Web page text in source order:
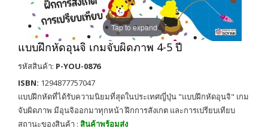
Tap to expand
แบบฝึกหัดอุนจิ เกมจับผิดภาพ 4-5 ปี
รหัสสินค้า: P-YOU-0876
ISBN: 1294877757047
แบบฝึกหัดที่ได้รับความนิยมที่สุดในประเทศญี่ปุ่น "แบบฝึกหัดอุนจิ" เกม
จับผิดภาพ มีอุนจิออกมาทุกหน้า ฝึกการสังเกต และการเปรียบเทียบ
สถานะของสินค้า : สินค้าพร้อมส่ง